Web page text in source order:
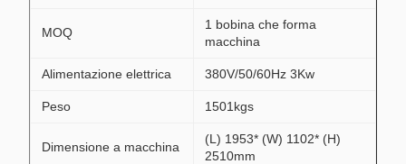
MOQ
1 bobina che forma
macchina
Alimentazione elettrica 380V/50/60Hz 3Kw
Peso 1501kgs
Dimensione a macchina
(L) 1953* (W) 1102* (H)
2510mm